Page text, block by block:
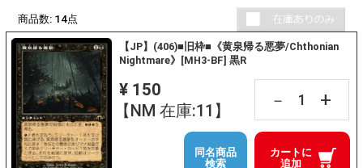
商品数: 14点
【JP】(406)■旧枠■《黄泉帰る悪夢/Chthonian
Nightmare》[MH3-BF] 黒R
¥ 150
【NM 在庫:11】
－ +
カートに
追加
同名商品
検索